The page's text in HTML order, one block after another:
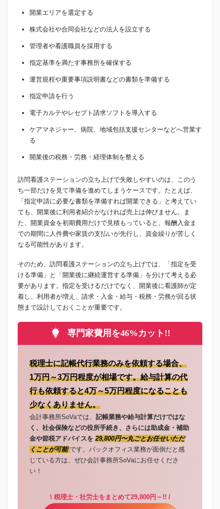
開業エリアを選定する
株式会社や合同会社などの法人を設立する
管理者や看護職員を採用する
指定基準を満たす事務所を確保する
運営規程や重要事項説明書などの書類を準備する
指定申請を行う
電子カルテやレセプト請求ソフトを導入する
ケアマネジャー、病院、地域包括支援センターなどへ営業す
る
開業後の税務・労務・経理体制を整える
訪問看護ステーションの立ち上げで失敗しやすいのは、このう
ち一部だけを見て準備を進めてしまうケースです。たとえば、
「指定申請に必要な書類を準備すれば開業できる」と考えてい
ても、開業後に利用者紹介がなければ売上は伸びません。ま
た、開業資金を初期費用だけで見積もっていると、報酬入金ま
での期間に人件費や家賃の支払いが先行し、資金繰りが苦しく
なる可能性があります。
そのため、訪問看護ステーションの立ち上げでは、「指定を受
ける準備」と「開業後に継続運営する準備」を分けて考える必
要があります。指定を受けるだけでなく、開業後に看護師が定
着し、利用者が増え、請求・入金・給与・税務・労務が回る状
態まで設計しておくことが重要です。
専門家費用を46%カット!!
税理士に記帳代行業務のみを依頼する場合、
1万円～3万円程度が相場です。給与計算の代
行も依頼すると4万～5万円程度になることも
少なくありません。
会計事務所SoVaでは、 記帳業務や給与計算だけではな
く、社会保険などの役所手続き、さらには助成金・補助
金や節税アドバイスを29,800円〜丸ごとお任せいただ
くことが可能です。バックオフィス業務が面倒だと感
じている方は、ぜひ会計事務所SoVaにお任せくださ
い！
\ 税理士・社労士をまとめて29,800円～!! /